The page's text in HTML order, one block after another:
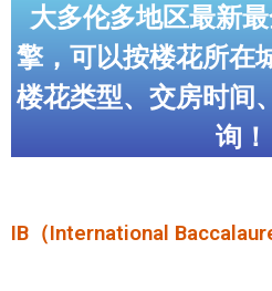
世嘉堡楼花项目
密西沙加社区介绍
奥克维尔楼花项目
大多伦多地区最新最
擎，可以按楼花所在
楼花类型、交房时间
询！
IB（International